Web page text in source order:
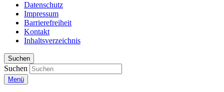
Datenschutz
Impressum
Barrierefreiheit
Kontakt
Inhaltsverzeichnis
Suchen
Suchen
Menü